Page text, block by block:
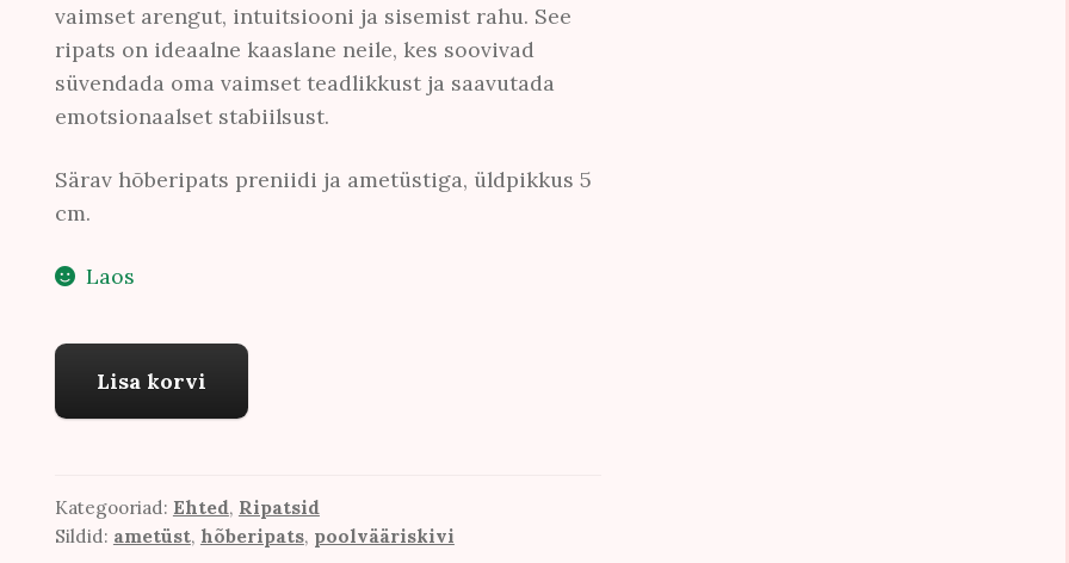
vaimset arengut, intuitsiooni ja sisemist rahu. See
ripats on ideaalne kaaslane neile, kes soovivad
süvendada oma vaimset teadlikkust ja saavutada
emotsionaalset stabiilsust.
Särav hõberipats preniidi ja ametüstiga, üldpikkus 5
cm.
Laos
Ripats
preniidi
ja
Lisa korvi
Kategooriad: Ehted, Ripatsid
Sildid: ametüst, hõberipats, poolvääriskivi